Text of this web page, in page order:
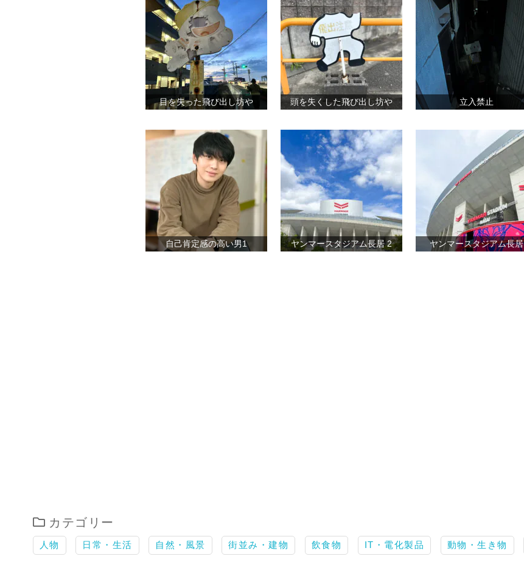
目を失った飛び出し坊や 頭を失くした飛び出し坊や 立入禁止
自己肯定感の高い男1 ヤンマースタジアム長居 2 ヤンマースタジアム長居
カテゴリー
人物 日常・生活 自然・風景 街並み・建物 飲食物 IT・電化製品 動物・生き物